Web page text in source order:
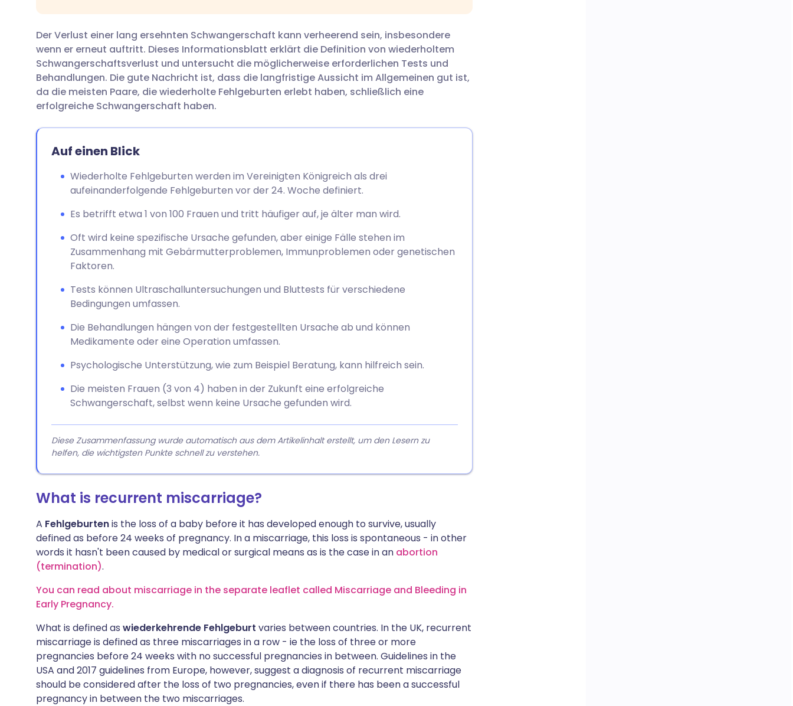
Teilen über WhatsApp
Link kopieren
🇸🇦 عربي 🇸🇪 Svenska
Der Verlust einer lang ersehnten Schwangerschaft kann verheerend sein, insbesondere
wenn er erneut auftritt. Dieses Informationsblatt erklärt die Definition von wiederholtem
Schwangerschaftsverlust und untersucht die möglicherweise erforderlichen Tests und
Behandlungen. Die gute Nachricht ist, dass die langfristige Aussicht im Allgemeinen gut ist,
da die meisten Paare, die wiederholte Fehlgeburten erlebt haben, schließlich eine
erfolgreiche Schwangerschaft haben.
Auf einen Blick
Wiederholte Fehlgeburten werden im Vereinigten Königreich als drei
aufeinanderfolgende Fehlgeburten vor der 24. Woche definiert.
Es betrifft etwa 1 von 100 Frauen und tritt häufiger auf, je älter man wird.
Oft wird keine spezifische Ursache gefunden, aber einige Fälle stehen im
Zusammenhang mit Gebärmutterproblemen, Immunproblemen oder genetischen
Faktoren.
Tests können Ultraschalluntersuchungen und Bluttests für verschiedene
Bedingungen umfassen.
Die Behandlungen hängen von der festgestellten Ursache ab und können
Medikamente oder eine Operation umfassen.
Psychologische Unterstützung, wie zum Beispiel Beratung, kann hilfreich sein.
Die meisten Frauen (3 von 4) haben in der Zukunft eine erfolgreiche
Schwangerschaft, selbst wenn keine Ursache gefunden wird.
Diese Zusammenfassung wurde automatisch aus dem Artikelinhalt erstellt, um den Lesern zu
helfen, die wichtigsten Punkte schnell zu verstehen.
What is recurrent miscarriage?
A Fehlgeburtenis the loss of a baby before it has developed enough to survive, usually
defined as before 24 weeks of pregnancy. In a miscarriage, this loss is spontaneous - in other
words it hasn't been caused by medical or surgical means as is the case in an abortion
(termination).
You can read about miscarriage in the separate leaflet called Miscarriage and Bleeding in
Early Pregnancy.
What is defined as wiederkehrende Fehlgeburt varies between countries. In the UK, recurrent
miscarriage is defined as three miscarriages in a row - ie the loss of three or more
pregnancies before 24 weeks with no successful pregnancies in between. Guidelines in the
USA and 2017 guidelines from Europe, however, suggest a diagnosis of recurrent miscarriage
should be considered after the loss of two pregnancies, even if there has been a successful
pregnancy in between the two miscarriages.